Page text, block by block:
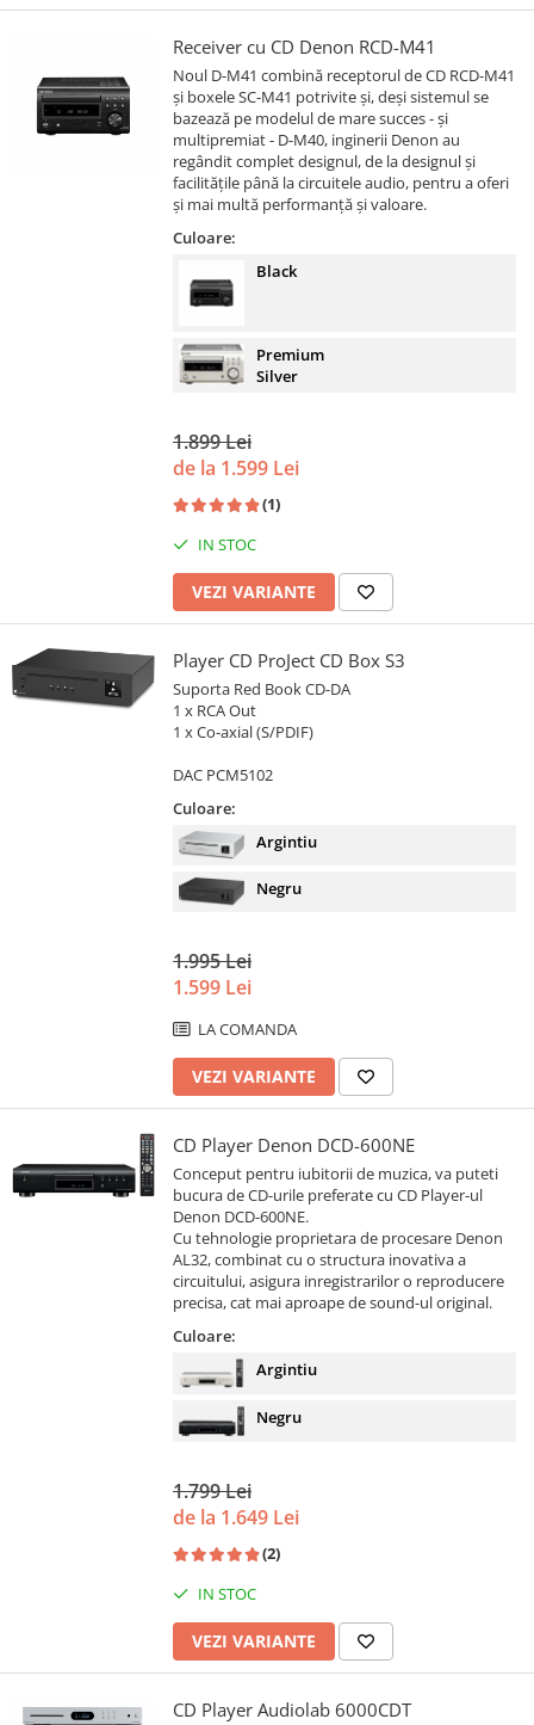
Receiver cu CD Denon RCD-M41
Noul D-M41 combină receptorul de CD RCD-M41
și boxele SC-M41 potrivite și, deși sistemul se
bazează pe modelul de mare succes - și
multipremiat - D-M40, inginerii Denon au
regândit complet designul, de la designul și
facilitățile până la circuitele audio, pentru a oferi
și mai multă performanță și valoare.
Culoare:
Black
Premium
Silver
1.899 Lei
de la 1.599 Lei
(1)
IN STOC
VEZI VARIANTE
Player CD ProJect CD Box S3
Suporta Red Book CD-DA
1 x RCA Out
1 x Co-axial (S/PDIF)
DAC PCM5102
Culoare:
Argintiu
Negru
1.995 Lei
1.599 Lei
LA COMANDA
VEZI VARIANTE
CD Player Denon DCD-600NE
Conceput pentru iubitorii de muzica, va puteti
bucura de CD-urile preferate cu CD Player-ul
Denon DCD-600NE.
Cu tehnologie proprietara de procesare Denon
AL32, combinat cu o structura inovativa a
circuitului, asigura inregistrarilor o reproducere
precisa, cat mai aproape de sound-ul original.
Culoare:
Argintiu
Negru
1.799 Lei
de la 1.649 Lei
(2)
IN STOC
VEZI VARIANTE
CD Player Audiolab 6000CDT